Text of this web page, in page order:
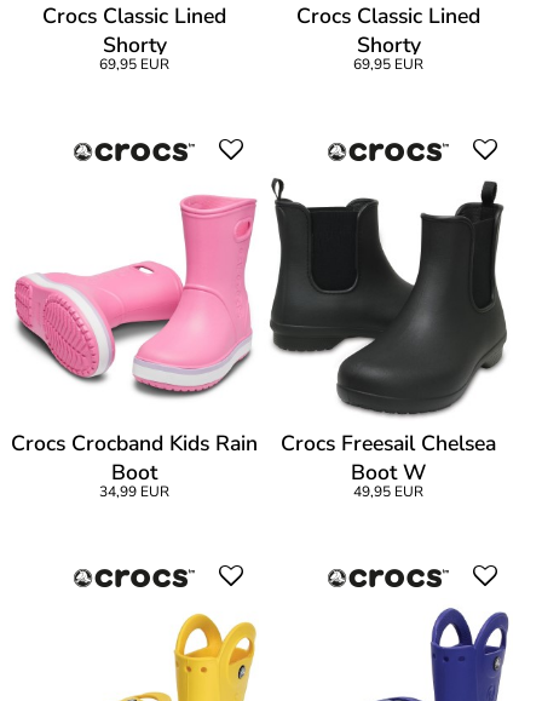
Crocs Classic Lined
Shorty
69,95 EUR
Crocs Classic Lined
Shorty
69,95 EUR
Crocs Crocband Kids Rain
Boot
34,99 EUR
Crocs Freesail Chelsea
Boot W
49,95 EUR